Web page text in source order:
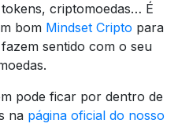
criptomoedas… É
bom Mindset Cripto para
sentido com o seu
pode ficar por dentro de
na página oficial do nosso